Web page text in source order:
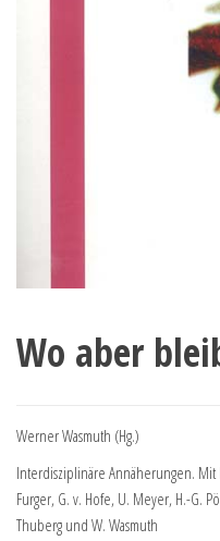
Wo aber
Werner Wasmuth (Hg.)
Interdisziplinäre Annäherungen. Mit
Furger, G. v. Hofe, U. Meyer, H.-G.
Thuberg und W. Wasmuth